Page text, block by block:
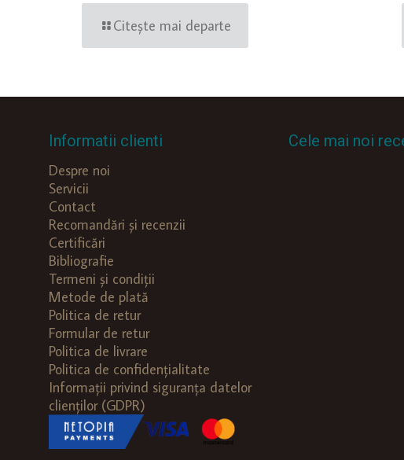
Citește mai departe
Informatii clienti
Despre noi
Servicii
Contact
Recomandări și recenzii
Certificări
Bibliografie
Termeni și condiții
Metode de plată
Politica de retur
Formular de retur
Politica de livrare
Politica de confidențialitate
Informații privind siguranța datelor
clienților (GDPR)
Cele mai noi